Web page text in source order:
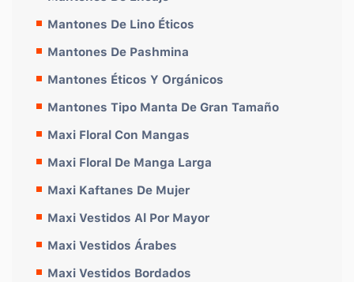
Mantones De Lino Éticos
Mantones De Pashmina
Mantones Éticos Y Orgánicos
Mantones Tipo Manta De Gran Tamaño
Maxi Floral Con Mangas
Maxi Floral De Manga Larga
Maxi Kaftanes De Mujer
Maxi Vestidos Al Por Mayor
Maxi Vestidos Árabes
Maxi Vestidos Bordados